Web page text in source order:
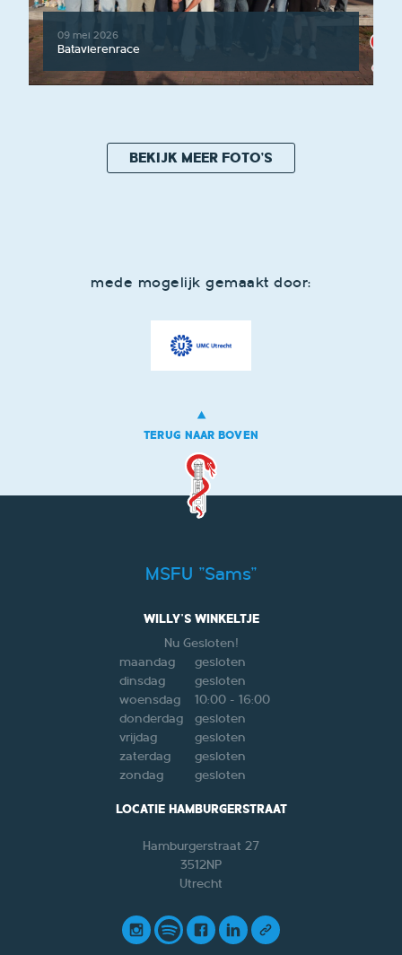
Batavierenrace
09 mei 2026
BEKIJK MEER FOTO'S
mede mogelijk gemaakt door:
TERUG NAAR BOVEN
MSFU "Sams"
WILLY'S WINKELTJE
Nu Gesloten!
maandag
gesloten
dinsdag
gesloten
woensdag
10:00 - 16:00
donderdag
gesloten
vrijdag
gesloten
zaterdag
gesloten
zondag
gesloten
LOCATIE HAMBURGERSTRAAT
Hamburgerstraat 27
3512NP
Utrecht